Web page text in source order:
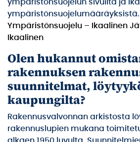
ympäristönsuojelun sivuilta ja
ympäristönsuojelumääräyksistä.
Ympäristönsuojelu – Ikaalinen
Ikaalinen
Olen hukannut
rakennuksen
suunnitelmat,
kaupungilta?
Rakennusvalvonnan arkistosta
rakennuslupien mukana